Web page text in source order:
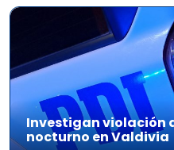
Investigan violación
nocturno en Valdivia